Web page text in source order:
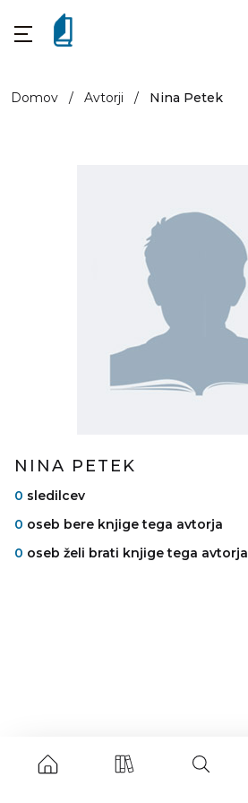
Domov / Avtorji / Nina Petek
NINA PETEK
0 sledilcev
0 oseb bere knjige tega avtorja
0 oseb želi brati knjige tega avtorja